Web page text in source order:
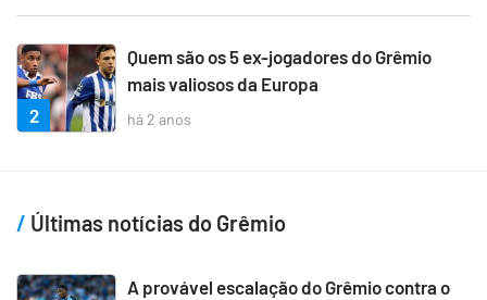
2
Quem são os 5 ex-jogadores do Grêmio
mais valiosos da Europa
há 2 anos
Últimas notícias do Grêmio
A provável escalação do Grêmio contra o